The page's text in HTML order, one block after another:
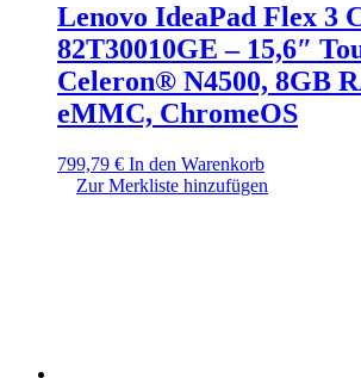
Lenovo IdeaPad Flex 3
82T30010GE – 15,6″
Celeron® N4500, 8GB
eMMC, ChromeOS
799,79 € In den Warenkorb
Zur Merkliste hinzufügen